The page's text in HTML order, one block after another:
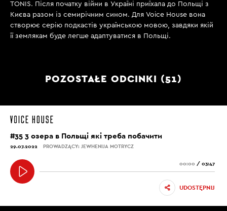
TONIS. Після початку війни в Україні приїхала до Польщі з
Києва разом із семирічним сином. Для Voice House вона
створює серію подкастів українською мовою, завдяки якій
її землякам буде легше адаптуватися в Польщі.
POZOSTAŁE ODCINKI (51)
#35 3 озера в Польщі які треба побачити
29.07.2022 PROWADZĄCY: JEWHENIJA MOTRYCZ
00:00 / 03:47
UDOSTĘPNIJ